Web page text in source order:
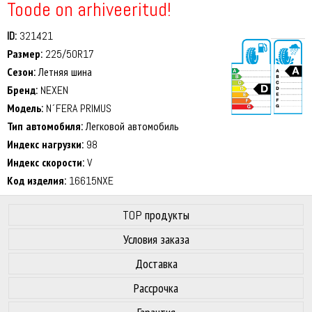
Toode on arhiveeritud!
ID: 321421
Размер: 225/50R17
Сезон:Летняя шина
Бренд: NEXEN
Модель: N´FERA PRIMUS
Тип автомобиля:Легковой автомобиль
Индекс нагрузки: 98
Индекс скорости:V
Код изделия: 16615NXE
TOP продукты
Условия заказа
Доставка
Рассрочка